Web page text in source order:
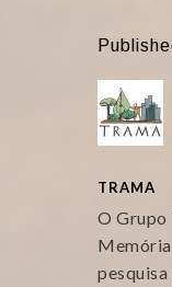
TRAMA
O Grupo
pesquisa